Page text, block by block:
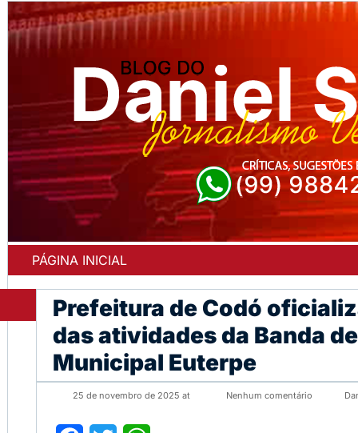
PÁGINA INICIAL
Prefeitura de Codó
das atividades da Banda
Municipal Euterpe
25 de novembro de 2025 at Nenhum comentário